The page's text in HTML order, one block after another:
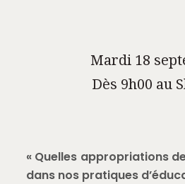
Mardi 18
Dès 9h00 au
« Quelles appropriations
dans nos pratiques